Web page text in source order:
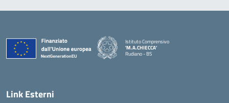
Istituto Comprensivo
'M.A.CHIECCA'
Rudiano - BS
Link Esterni